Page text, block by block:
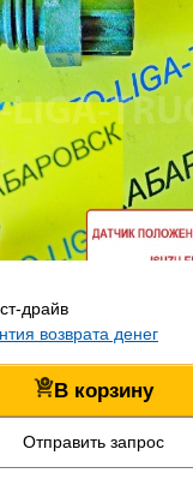
драйв
возврата денег
В корзину
Отправить запрос